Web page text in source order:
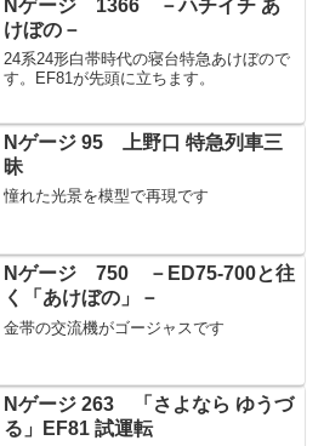
Nゲージ 1366 －ハチイチ あ
けぼの－
24系24形白帯時代の寝台特急あけぼので
す。EF81が先頭に立ちます。
Nゲージ 95 上野口 特急列車三
昧
憧れた光景を模型で再現です
Nゲージ 750 －ED75-700と往
く「あけぼの」－
金帯の交流機がゴージャスです
Nゲージ 263 「さよなら ゆうづ
る」EF81 試運転